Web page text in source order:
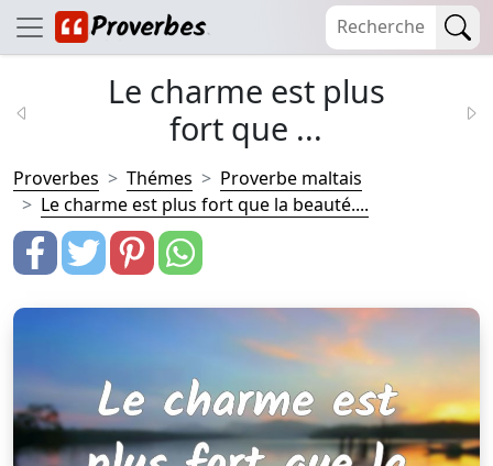
Le charme est plus
fort que ...
Proverbes Thémes
Proverbe maltais
Le charme est plus fort que la beauté....